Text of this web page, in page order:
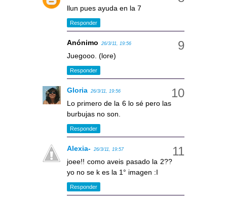
llun pues ayuda en la 7
Responder
Anónimo 26/3/11, 19:56
Juegooo. (lore)
Responder
Gloria 26/3/11, 19:56
Lo primero de la 6 lo sé pero las
burbujas no son.
Responder
Alexia- 26/3/11, 19:57
joee!! como aveis pasado la 2??
yo no se k es la 1° imagen :I
Responder